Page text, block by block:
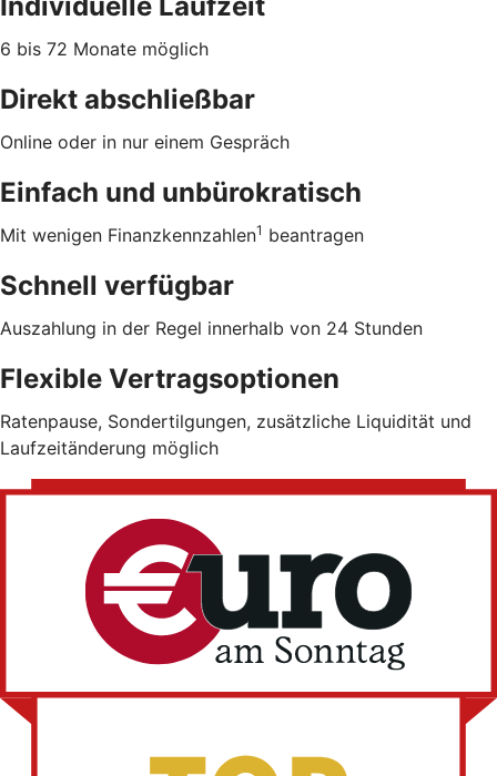
6 bis 72 Monate möglich
Direkt abschließbar
Online oder in nur einem Gespräch
Einfach und unbürokratisch
Mit wenigen Finanzkennzahlen1 beantragen
Schnell verfügbar
Auszahlung in der Regel innerhalb von 24 Stunden
Flexible Vertragsoptionen
Ratenpause, Sondertilgungen, zusätzliche Liquidität und
Laufzeitänderung möglich